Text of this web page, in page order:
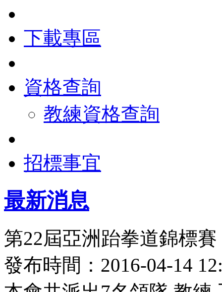
下載專區
資格查詢
教練資格查詢
招標事宜
最新消息
第22屆亞洲跆拳道錦標賽
發布時間：2016-04-14